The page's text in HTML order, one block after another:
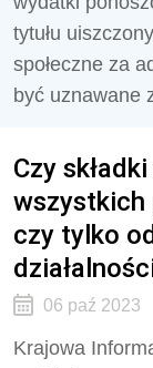
tytułu
społeczne za
być uznawane
Czy
wszystkich
czy tylko
06 paź 2023
Krajowa